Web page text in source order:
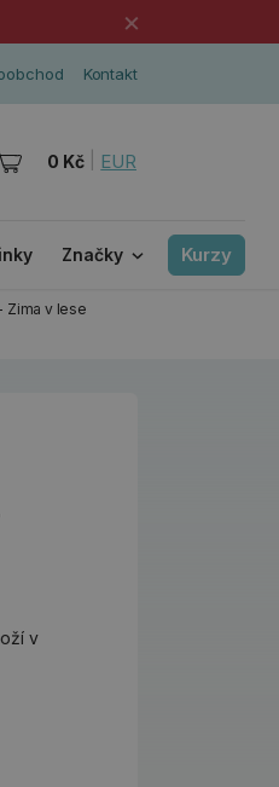
×
Kontakt
0 Kč EUR
Značky Kurzy
Zima v lese
v